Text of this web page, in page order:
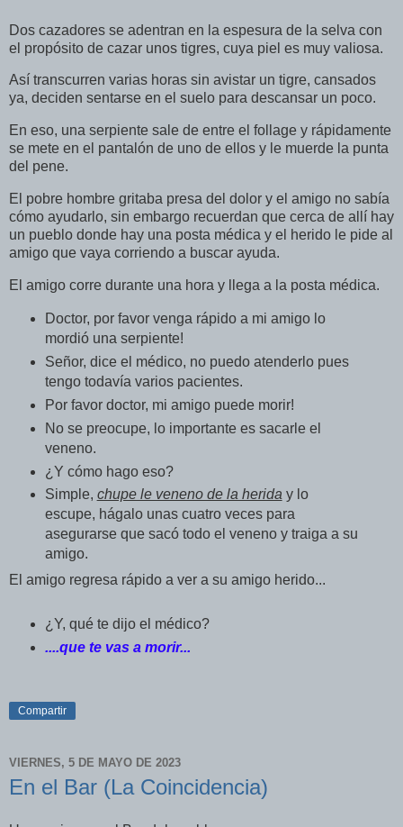
Dos cazadores se adentran en la espesura de la selva con
el propósito de cazar unos tigres, cuya piel es muy valiosa.
Así transcurren varias horas sin avistar un tigre, cansados
ya, deciden sentarse en el suelo para descansar un poco.
En eso, una serpiente sale de entre el follage y rápidamente
se mete en el pantalón de uno de ellos y le muerde la punta
del pene.
El pobre hombre gritaba presa del dolor y el amigo no sabía
cómo ayudarlo, sin embargo recuerdan que cerca de allí hay
un pueblo donde hay una posta médica y el herido le pide al
amigo que vaya corriendo a buscar ayuda.
El amigo corre durante una hora y llega a la posta médica.
Doctor, por favor venga rápido a mi amigo lo
mordió una serpiente!
Señor, dice el médico, no puedo atenderlo pues
tengo todavía varios pacientes.
Por favor doctor, mi amigo puede morir!
No se preocupe, lo importante es sacarle el
veneno.
¿Y cómo hago eso?
Simple, chupe le veneno de la heriday lo
escupe, hágalo unas cuatro veces para
asegurarse que sacó todo el veneno y traiga a su
amigo.
El amigo regresa rápido a ver a su amigo herido...
¿Y, qué te dijo el médico?
....que te vas a morir...
Compartir
VIERNES, 5 DE MAYO DE 2023
En el Bar (La Coincidencia)